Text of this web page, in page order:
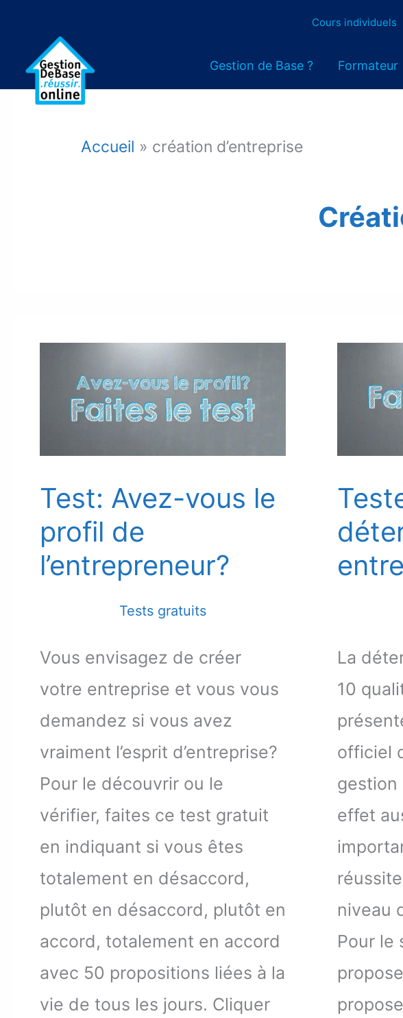
Cours individuels
Gestion de Base ? Formateur
Accueil création d’entreprise
Test: Avez-vous le
profil de
l’entrepreneur?
Tests gratuits
Vous envisagez de créer
votre entreprise et vous vous
demandez si vous avez
vraiment l’esprit d’entreprise?
Pour le découvrir ou le
vérifier, faites ce test gratuit
en indiquant si vous êtes
totalement en désaccord,
plutôt en désaccord, plutôt en
accord, totalement en accord
avec 50 propositions liées à la
vie de tous les jours. Cliquer
La
10
officiel
gestion
effet
niveau
Pour le